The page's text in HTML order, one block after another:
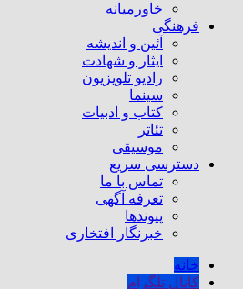
خاورمیانه
فرهنگی
آئین و اندیشه
ایثار و شهادت
رادیو تلویزیون
سینما
کتاب و ادبیات
تئاتر
موسیقی
دسترسی سریع
تماس با ما
تعرفه آگهی
پیوندها
خبرنگار افتخاری
خانه
کانال تلگرام